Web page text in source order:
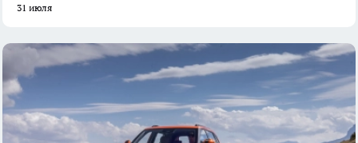
31 июля